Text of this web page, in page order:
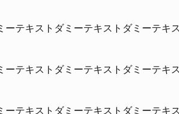
テキストダミーテキストダミーテキ
テキストダミーテキストダミーテキ
テキストダミーテキストダミーテキ